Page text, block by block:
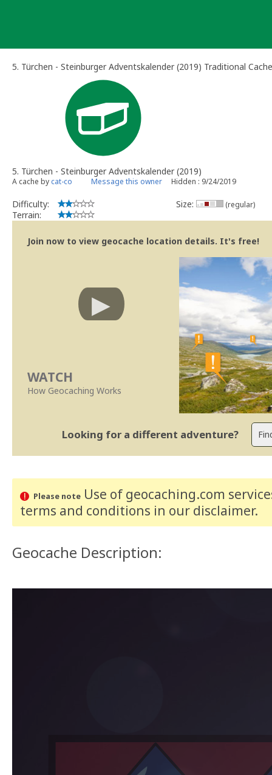
5. Türchen - Steinburger Adventskalender (2019) Traditional Cache
5. Türchen - Steinburger Adventskalender (2019)
A cache by cat-co Message this owner Hidden : 9/24/2019
Difficulty:
Terrain:
Size: (regular)
Join now to view geocache location details. It's free!
WATCH
How Geocaching Works
Looking for a different adventure?
Please noteUse of geocaching.com
terms and conditions in our disclaimer.
Geocache Description: